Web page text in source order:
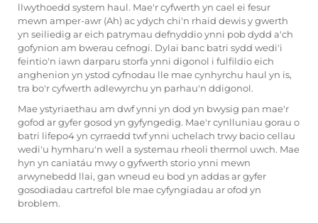
llwythoedd system haul. Mae'r cyfwerth yn cael ei fesur
mewn amper-awr (Ah) ac ydych chi'n rhaid dewis y gwerth
yn seiliedig ar eich patrymau defnyddio ynni pob dydd a'ch
gofynion am bwerau cefnogi. Dylai banc batri sydd wedi'i
feintio'n iawn darparu storfa ynni digonol i fulfildio eich
anghenion yn ystod cyfnodau lle mae cynhyrchu haul yn is,
tra bo'r cyfwerth adlewyrchu yn parhau'n ddigonol.
Mae ystyriaethau am dwf ynni yn dod yn bwysig pan mae'r
gofod ar gyfer gosod yn gyfyngedig. Mae'r cynlluniau gorau o
batri lifepo4 yn cyrraedd twf ynni uchelach trwy bacio cellau
wedi'u hymharu'n well a systemau rheoli thermol uwch. Mae
hyn yn caniatáu mwy o gyfwerth storio ynni mewn
arwynebedd llai, gan wneud eu bod yn addas ar gyfer
gosodiadau cartrefol ble mae cyfyngiadau ar ofod yn
broblem.